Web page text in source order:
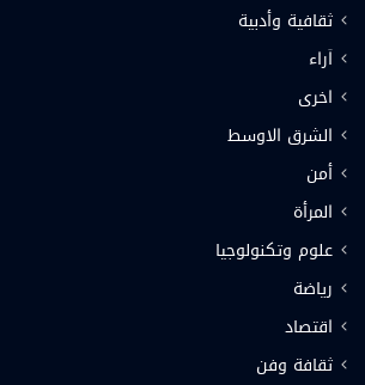
ثقافية وأدبية
اَراء
اخرى
الشرق الاوسط
أمن
المرأة
علوم وتكنولوجيا
رياضة
اقتصاد
ثقافة وفن